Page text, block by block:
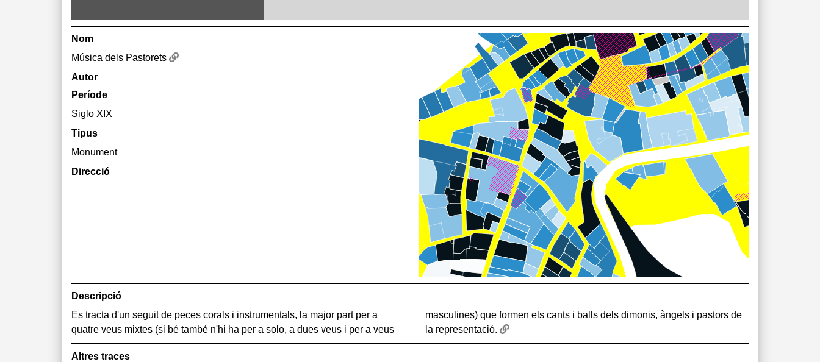
Nom
Música dels Pastorets
Autor
Període
Siglo XIX
Tipus
Monument
Direcció
Descripció
Es tracta d'un seguit de peces corals i instrumentals, la major part per a
quatre veus mixtes (si bé també n'hi ha per a solo, a dues veus i per a veus
masculines) que formen els cants i balls dels dimonis, àngels i pastors de
la representació.
Altres traces